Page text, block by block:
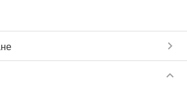
chevron_right
keyboard_arrow_down